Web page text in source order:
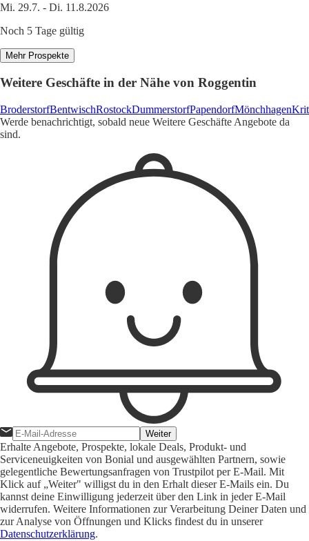
Mi. 29.7. - Di. 11.8.2026
Noch 5 Tage gültig
Mehr Prospekte
Weitere Geschäfte in der Nähe von Roggentin
BroderstorfBentwischRostockDummerstorfPapendorfMönchhagen
Werde benachrichtigt, sobald neue Weitere Geschäfte Angebote da
sind.
Weiter
Erhalte Angebote, Prospekte, lokale Deals, Produkt- und
Serviceneuigkeiten von Bonial und ausgewählten Partnern, sowie
gelegentliche Bewertungsanfragen von Trustpilot per E-Mail. Mit
Klick auf „Weiter" willigst du in den Erhalt dieser E-Mails ein. Du
kannst deine Einwilligung jederzeit über den Link in jeder E-Mail
widerrufen. Weitere Informationen zur Verarbeitung Deiner Daten und
zur Analyse von Öffnungen und Klicks findest du in unserer
Datenschutzerklärung.